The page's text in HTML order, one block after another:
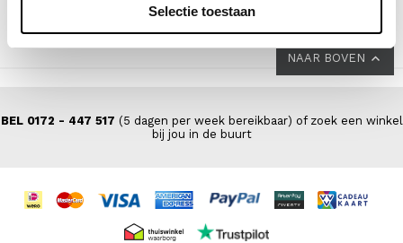
Selectie toestaan
NAAR BOVEN
BEL 0172 - 447 517 (5 dagen per week bereikbaar) of zoek een winkel
bij jou in de buurt